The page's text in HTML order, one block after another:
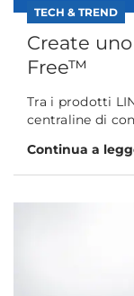
TECH & TREND
Create
Free™
Tra i prodotti
centraline di
Continua a